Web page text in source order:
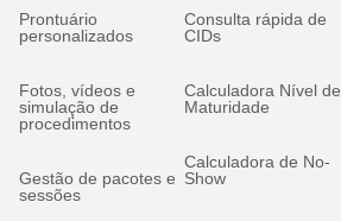
Prontuário
personalizados
Fotos, vídeos e
simulação de
procedimentos
Gestão de pacotes e
sessões
Consulta rápida de
CIDs
Calculadora Nível de
Maturidade
Calculadora de No-
Show